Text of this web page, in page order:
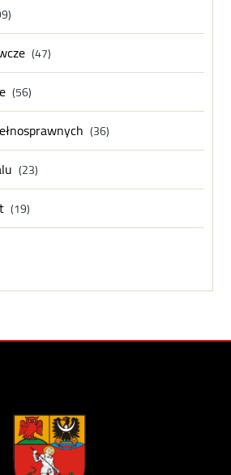
(47)
(56)
(36)
(23)
(19)